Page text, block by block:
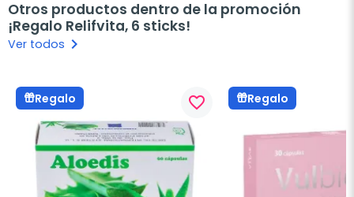
Otros productos dentro de la promoción
¡Regalo Relifvita, 6 sticks!
Ver todos keyboard_arrow_right
Regalo favorite_border Regalo